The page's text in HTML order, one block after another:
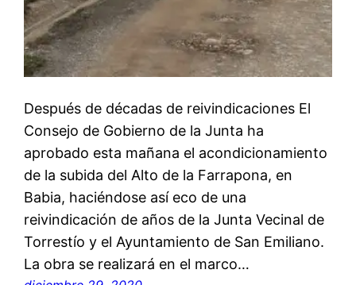
Después de décadas de reivindicaciones El
Consejo de Gobierno de la Junta ha
aprobado esta mañana el acondicionamiento
de la subida del Alto de la Farrapona, en
Babia, haciéndose así eco de una
reivindicación de años de la Junta Vecinal de
Torrestío y el Ayuntamiento de San Emiliano.
La obra se realizará en el marco…